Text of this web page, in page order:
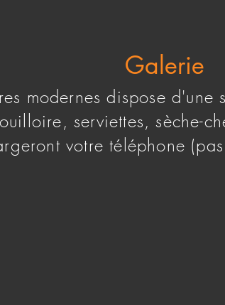
Galerie
modernes dispose
serviettes, sèche-
votre téléphone